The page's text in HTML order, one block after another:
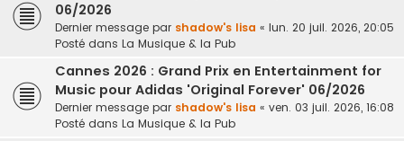
06/2026
Dernier message par shadow's lisa « lun. 20 juil. 2026, 20:05
Posté dans La Musique & la Pub
Cannes 2026 : Grand Prix en Entertainment for
Music pour Adidas 'Original Forever' 06/2026
Dernier message par shadow's lisa « ven. 03 juil. 2026, 16:08
Posté dans La Musique & la Pub